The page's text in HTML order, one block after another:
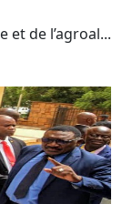
et de l’agroal...